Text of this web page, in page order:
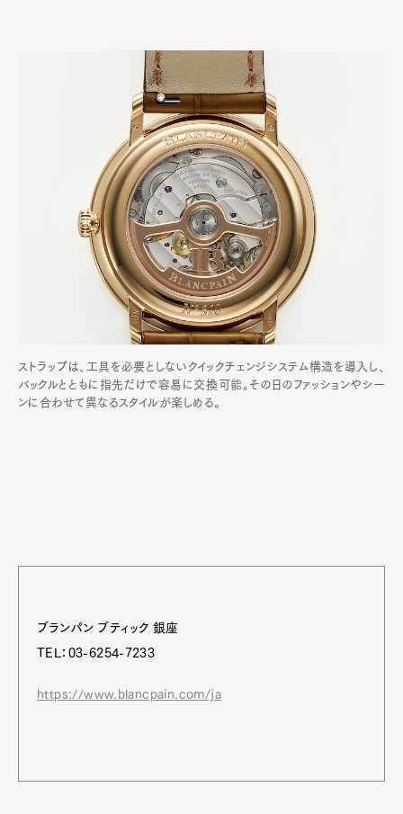
ストラップは、工具を必要としないクイックチェンジシステム構造を導入し、
バックルとともに指先だけで容易に交換可能。その日のファッションやシー
ンに合わせて異なるスタイルが楽しめる。
ブランパン ブティック 銀座
TEL：03-6254-7233
https://www.blancpain.com/ja